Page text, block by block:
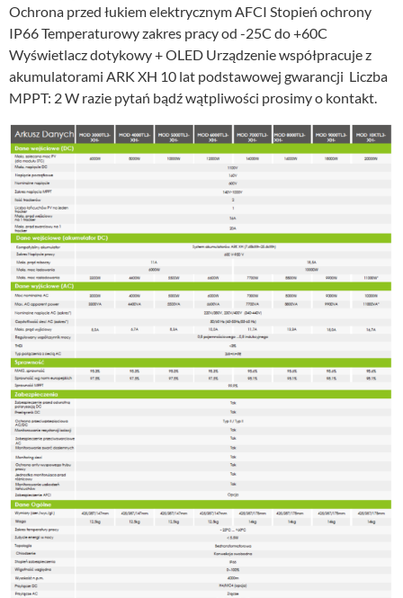
Ochrona przed łukiem elektrycznym AFCI Stopień ochrony
IP66 Temperaturowy zakres pracy od -25C do +60C
Wyświetlacz dotykowy + OLED Urządzenie współpracuje z
akumulatorami ARK XH 10 lat podstawowej gwarancji Liczba
MPPT: 2 W razie pytań bądź wątpliwości prosimy o kontakt.